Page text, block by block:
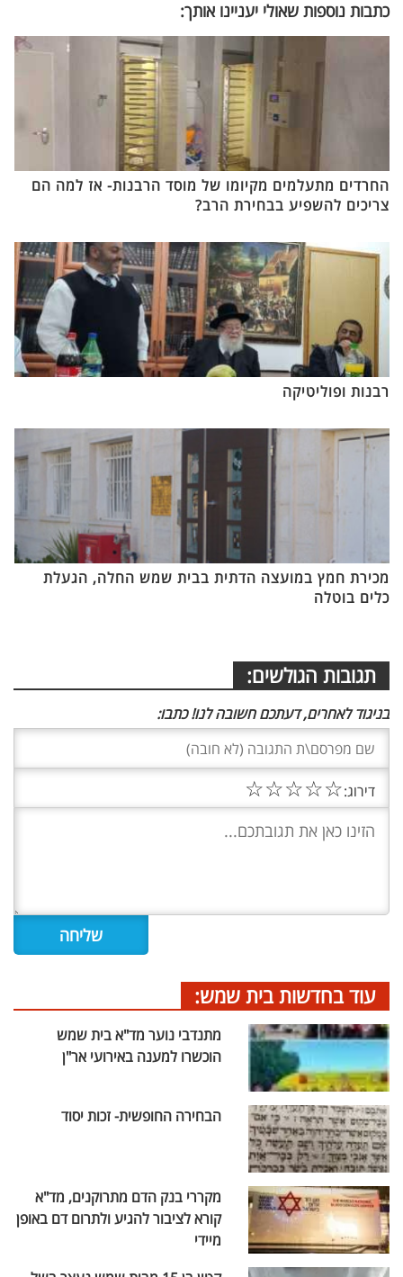
כתבות נוספות שאולי יעניינו אותך:
החרדים מתעלמים מקיומו של מוסד הרבנות- אז למה הם
צריכים להשפיע בבחירת הרב?
רבנות ופוליטיקה
מכירת חמץ במועצה הדתית בבית שמש החלה, הגעלת
כלים בוטלה
תגובות הגולשים:
בניגוד לאחרים, דעתכם חשובה לנו! כתבו:
דירוג:☆
☆
☆
☆
☆
עוד בחדשות בית שמש:
מתנדבי נוער מד"א בית שמש
הוכשרו למענה באירועי אר"ן
הבחירה החופשית- זכות יסוד
מקררי בנק הדם מתרוקנים, מד"א
קורא לציבור להגיע ולתרום דם באופן
מיידי